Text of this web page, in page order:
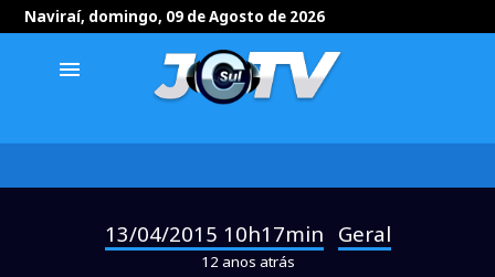
Naviraí, domingo, 09 de Agosto de 2026
menu
13/04/2015 10h17min Geral
12 anos atrás